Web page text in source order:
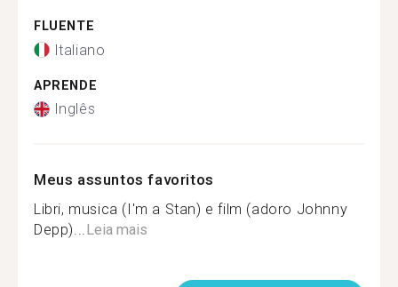
FLUENTE
Italiano
APRENDE
Inglês
Meus assuntos favoritos
Libri, musica (I'm a Stan) e film (adoro Johnny
Depp)...Leia mais